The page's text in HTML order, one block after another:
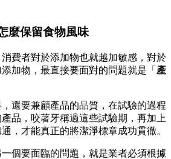
麼保留食物風味
費者對於添加物也就越加敏感，對於
加物，最直接要面對的問題就是「 產
還要兼顧產品的品質，在試驗的過程
品，咬著牙稱過這些試驗期，再加上
，才能真正的將潔淨標章成功貫徹。
個要面臨的問題，就是業者必須根據